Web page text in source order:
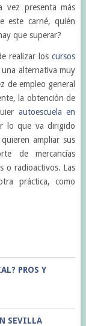
vez presenta más
este carné, quién
que superar?
realizar loscursos
alternativa muy
de empleo general
la obtención de
autoescuela en
lo que va dirigido
ampliar sus
de mercancías
o radioactivos. Las
práctica, como
PROS Y
SEVILLA